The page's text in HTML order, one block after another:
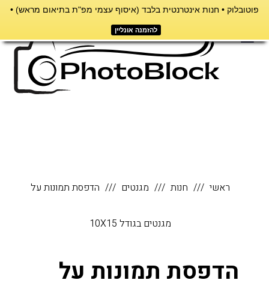
פוטובלוק • חנות אינטרנטית בלבד (איסוף עצמי מפ"ת בתיאום מראש) •
להזמנה אונליין
דילוג
תפריט
ראשי חנות מגנטים הדפסת תמונות על
מגנטים בגודל 10X15
הדפסת תמונות על